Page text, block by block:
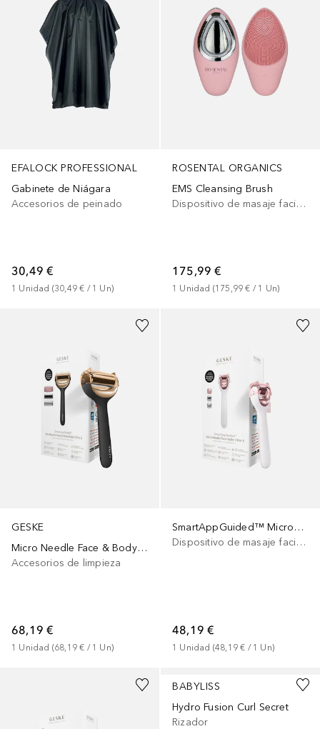
EFALOCK PROFESSIONAL
Gabinete de Niágara
Accesorios de peinado
30,49 €
1 Unidad (30,49 € / 1 Un)
ROSENTAL ORGANICS
EMS Cleansing Brush
Dispositivo de masaje facial eléctrico
175,99 €
1 Unidad (175,99 € / 1 Un)
GESKE
Micro Needle Face & Body Roller 9 In 1
Accesorios de limpieza
68,19 €
1 Unidad (68,19 € / 1 Un)
SmartAppGuided™ MicroNeedle Face Roller 9 in 1
Dispositivo de masaje facial eléctrico
48,19 €
1 Unidad (48,19 € / 1 Un)
BABYLISS
Hydro Fusion Curl Secret
Rizador